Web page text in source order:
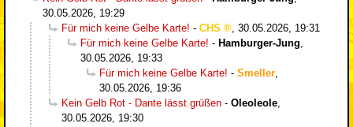
30.05.2026, 19:29
Für mich keine Gelbe Karte! - CHS
30.05.2026, 19:31
Für mich keine Gelbe Karte! - Hamburger-Jung
30.05.2026, 19:33
Für mich keine Gelbe Karte! - Smeller
30.05.2026, 19:36
Kein Gelb Rot - Dante lässt grüßen - Oleoleole
30.05.2026, 19:30